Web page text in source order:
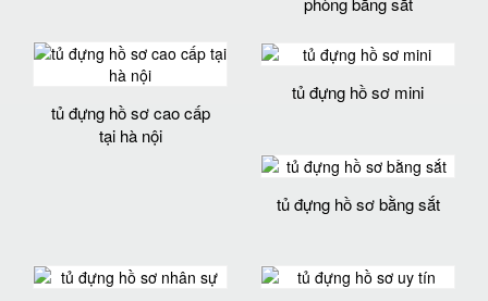
tủ đựng hồ sơ cao cấp
tại hà nội
tủ đựng hồ sơ mini
tủ đựng hồ sơ bằng sắt